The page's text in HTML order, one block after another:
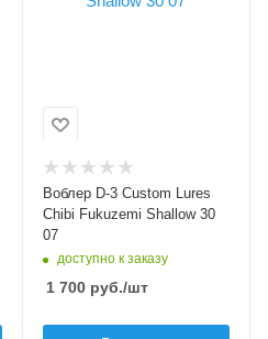
кренк
30
Вес приманки, гр
2.9
Плавучесть
floating (F)
Заглубление max, м
Воблер D-3 Custom Lures
Chibi Fukuzemi Shallow 30
07
доступно к заказу
1 700руб./шт